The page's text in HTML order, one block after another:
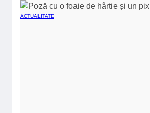
ACTUALITATE